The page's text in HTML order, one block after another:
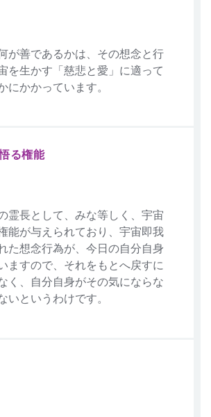
が善であるかは、その想念と行
を生かす「慈悲と愛」に適って
にかかっています。
る権能
霊長として、みな等しく、宇宙
能が与えられており、宇宙即我
た想念行為が、今日の自分自身
ますので、それをもとへ戻すに
く、自分自身がその気にならな
いというわけです。